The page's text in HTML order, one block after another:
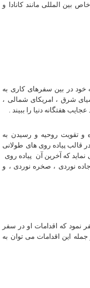
بین المللی مانند کانادا و
خود در بین سفرهای کاری به
شرق ، امریکای شمالی ،
هفتگانه دنیا را ببیند .
و تقویت روحیه و رسیدن به
قالب پیاده روی های طولانی
که آخرین آن پیاده روی
نوردی ، صخره نوردی ، و
که اقدامات او در سفر
این اقدامات می توان به